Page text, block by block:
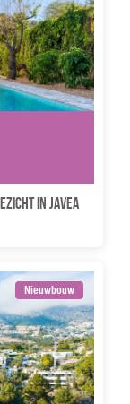
in Javea
Nieuwbouw